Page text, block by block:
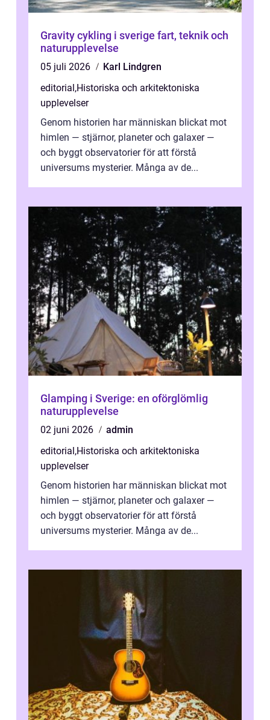
Gravity cykling i sverige fart, teknik och
naturupplevelse
05 juli 2026
Karl Lindgren
editorial,Historiska och arkitektoniska
upplevelser
Genom historien har människan blickat mot
himlen — stjärnor, planeter och galaxer —
och byggt observatorier för att förstå
universums mysterier. Många av de...
Glamping i Sverige: en oförglömlig
naturupplevelse
02 juni 2026
admin
editorial,Historiska och arkitektoniska
upplevelser
Genom historien har människan blickat mot
himlen — stjärnor, planeter och galaxer —
och byggt observatorier för att förstå
universums mysterier. Många av de...